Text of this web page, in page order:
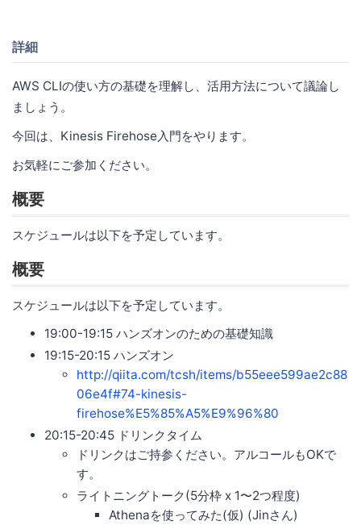
詳細
AWS CLIの使い方の基礎を理解し、活用方法について議論し
ましょう。
今回は、Kinesis Firehose入門をやります。
お気軽にご参加ください。
概要
スケジュールは以下を予定しています。
概要
スケジュールは以下を予定しています。
19:00-19:15 ハンズオンのための基礎知識
19:15-20:15 ハンズオン
http://qiita.com/tcsh/items/b55eee599ae2c88
06e4f#74-kinesis-
firehose%E5%85%A5%E9%96%80
20:15-20:45 ドリンクタイム
ドリンクはご持参ください。アルコールもOKで
す。
ライトニングトーク(5分枠 x 1〜2つ程度)
Athenaを使ってみた(仮) (Jinさん)